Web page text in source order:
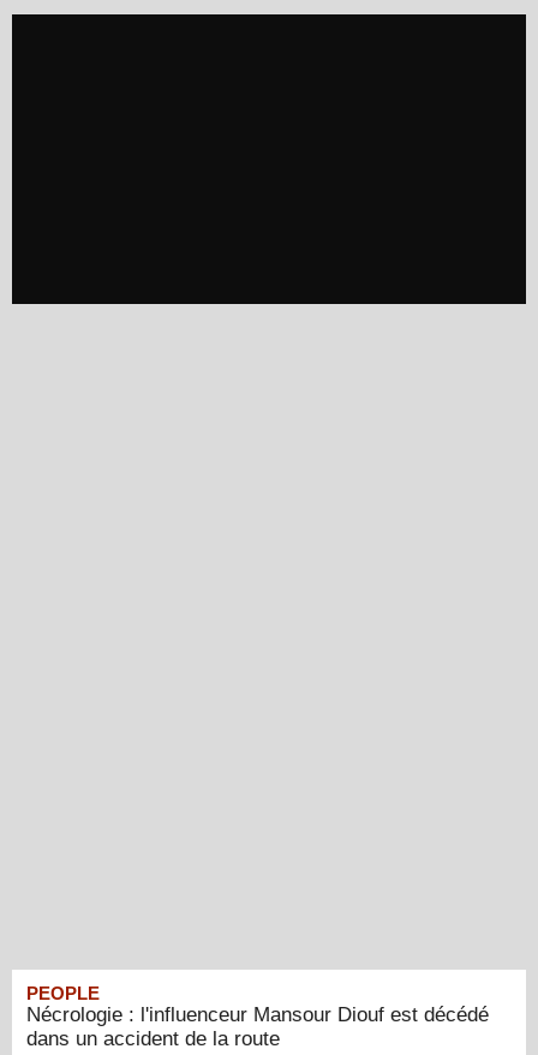
PEOPLE
Nécrologie : l'influenceur Mansour Diouf est décédé
dans un accident de la route